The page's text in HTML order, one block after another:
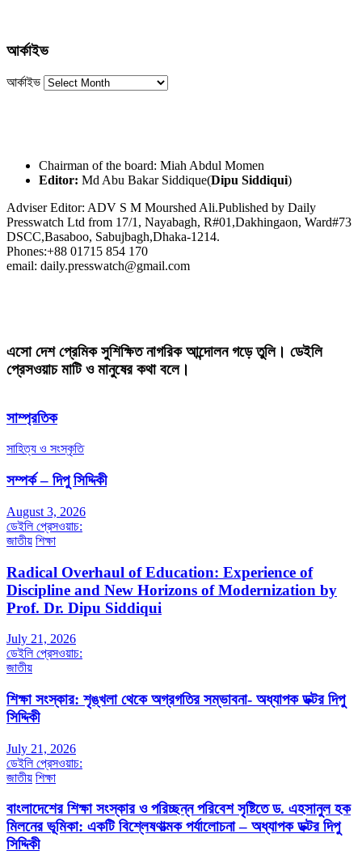
আর্কাইভ
আর্কাইভ
Chairman of the board: Miah Abdul Momen
Editor: Md Abu Bakar Siddique(Dipu Siddiqui)
Adviser Editor: ADV S M Mourshed Ali.Published by Daily
Presswatch Ltd from 17/1, Nayabagh, R#01,Dakhingaon, Ward#73
DSCC,Basaboo, Sabujbagh,Dhaka-1214.
Phones:+88 01715 854 170
email: daily.presswatch@gmail.com
এসো দেশ প্রেমিক সুশিক্ষিত নাগরিক আন্দোলন গড়ে তুলি। ডেইলি
প্রেসওয়াচ মাটি ও মানুষের কথা বলে।
সাম্প্রতিক
সাহিত্য ও সংস্কৃতি
সম্পর্ক – দিপু সিদ্দিকী
August 3, 2026
ডেইলি প্রেসওয়াচ:
জাতীয় শিক্ষা
Radical Overhaul of Education: Experience of
Discipline and New Horizons of Modernization by
Prof. Dr. Dipu Siddiqui
July 21, 2026
ডেইলি প্রেসওয়াচ:
জাতীয়
শিক্ষা সংস্কার: শৃঙ্খলা থেকে অগ্রগতির সম্ভাবনা- অধ্যাপক ডক্টর দিপু
সিদ্দিকী
July 21, 2026
ডেইলি প্রেসওয়াচ:
জাতীয় শিক্ষা
বাংলাদেশের শিক্ষা সংস্কার ও পরিচ্ছন্ন পরিবেশ সৃষ্টিতে ড. এহসানুল হক
মিলনের ভূমিকা: একটি বিশ্লেষণাত্মক পর্যালোচনা – অধ্যাপক ডক্টর দিপু
সিদ্দিকী